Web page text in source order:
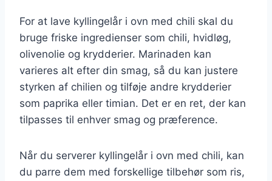
For at lave kyllingelår i ovn med chili skal du
bruge friske ingredienser som chili, hvidløg,
olivenolie og krydderier. Marinaden kan
varieres alt efter din smag, så du kan justere
styrken af chilien og tilføje andre krydderier
som paprika eller timian. Det er en ret, der kan
tilpasses til enhver smag og præference.
Når du serverer kyllingelår i ovn med chili, kan
du parre dem med forskellige tilbehør som ris,